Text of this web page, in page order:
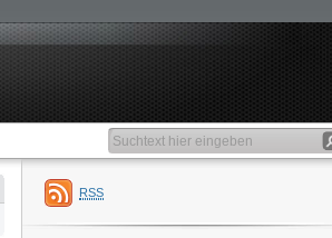
RSS